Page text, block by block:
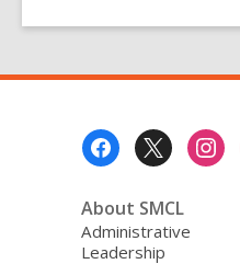
About SMCL
Administrative
Leadership